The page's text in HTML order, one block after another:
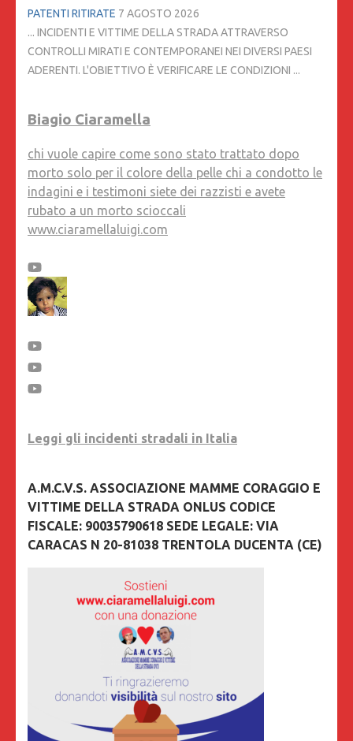
PATENTI RITIRATE 7 AGOSTO 2026
... INCIDENTI E VITTIME DELLA STRADA ATTRAVERSO
CONTROLLI MIRATI E CONTEMPORANEI NEI DIVERSI PAESI
ADERENTI. L'OBIETTIVO È VERIFICARE LE CONDIZIONI ...
Biagio Ciaramella
chi vuole capire come sono stato trattato dopo
morto solo per il colore della pelle chi a condotto le
indagini e i testimoni siete dei razzisti e avete
rubato a un morto scioccali
www.ciaramellaluigi.com
Leggi gli incidenti stradali in Italia
A.M.C.V.S. ASSOCIAZIONE MAMME CORAGGIO E
VITTIME DELLA STRADA ONLUS CODICE
FISCALE: 90035790618 SEDE LEGALE: VIA
CARACAS N 20-81038 TRENTOLA DUCENTA (CE)